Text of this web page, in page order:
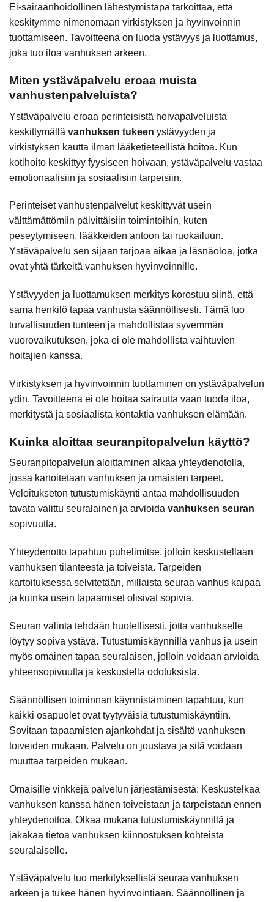
Ei-sairaanhoidollinen lähestymistapa tarkoittaa, että
keskitymme nimenomaan virkistyksen ja hyvinvoinnin
tuottamiseen. Tavoitteena on luoda ystävyys ja luottamus,
joka tuo iloa vanhuksen arkeen.
Miten ystäväpalvelu eroaa muista
vanhustenpalveluista?
Ystäväpalvelu eroaa perinteisistä hoivapalveluista
keskittymällä vanhuksen tukeen ystävyyden ja
virkistyksen kautta ilman lääketieteellistä hoitoa. Kun
kotihoito keskittyy fyysiseen hoivaan, ystäväpalvelu vastaa
emotionaalisiin ja sosiaalisiin tarpeisiin.
Perinteiset vanhustenpalvelut keskittyvät usein
välttämättömiin päivittäisiin toimintoihin, kuten
peseytymiseen, lääkkeiden antoon tai ruokailuun.
Ystäväpalvelu sen sijaan tarjoaa aikaa ja läsnäoloa, jotka
ovat yhtä tärkeitä vanhuksen hyvinvoinnille.
Ystävyyden ja luottamuksen merkitys korostuu siinä, että
sama henkilö tapaa vanhusta säännöllisesti. Tämä luo
turvallisuuden tunteen ja mahdollistaa syvemmän
vuorovaikutuksen, joka ei ole mahdollista vaihtuvien
hoitajien kanssa.
Virkistyksen ja hyvinvoinnin tuottaminen on ystäväpalvelun
ydin. Tavoitteena ei ole hoitaa sairautta vaan tuoda iloa,
merkitystä ja sosiaalista kontaktia vanhuksen elämään.
Kuinka aloittaa seuranpitopalvelun käyttö?
Seuranpitopalvelun aloittaminen alkaa yhteydenotolla,
jossa kartoitetaan vanhuksen ja omaisten tarpeet.
Veloitukseton tutustumiskäynti antaa mahdollisuuden
tavata valittu seuralainen ja arvioida vanhuksen seuran
sopivuutta.
Yhteydenotto tapahtuu puhelimitse, jolloin keskustellaan
vanhuksen tilanteesta ja toiveista. Tarpeiden
kartoituksessa selvitetään, millaista seuraa vanhus kaipaa
ja kuinka usein tapaamiset olisivat sopivia.
Seuran valinta tehdään huolellisesti, jotta vanhukselle
löytyy sopiva ystävä. Tutustumiskäynnillä vanhus ja usein
myös omainen tapaa seuralaisen, jolloin voidaan arvioida
yhteensopivuutta ja keskustella odotuksista.
Säännöllisen toiminnan käynnistäminen tapahtuu, kun
kaikki osapuolet ovat tyytyväisiä tutustumiskäyntiin.
Sovitaan tapaamisten ajankohdat ja sisältö vanhuksen
toiveiden mukaan. Palvelu on joustava ja sitä voidaan
muuttaa tarpeiden mukaan.
Omaisille vinkkejä palvelun järjestämisestä: Keskustelkaa
vanhuksen kanssa hänen toiveistaan ja tarpeistaan ennen
yhteydenottoa. Olkaa mukana tutustumiskäynnillä ja
jakakaa tietoa vanhuksen kiinnostuksen kohteista
seuralaiselle.
Ystäväpalvelu tuo merkityksellistä seuraa vanhuksen
arkeen ja tukee hänen hyvinvointiaan. Säännöllinen ja